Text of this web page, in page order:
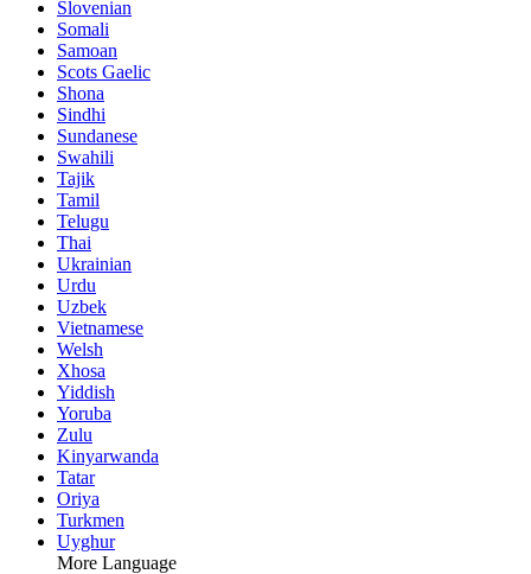
Slovenian
Somali
Samoan
Scots Gaelic
Shona
Sindhi
Sundanese
Swahili
Tajik
Tamil
Telugu
Thai
Ukrainian
Urdu
Uzbek
Vietnamese
Welsh
Xhosa
Yiddish
Yoruba
Zulu
Kinyarwanda
Tatar
Oriya
Turkmen
Uyghur
More Language